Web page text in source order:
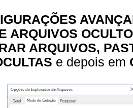
ARQUIVOS
ARQUIVOS,
e depois em